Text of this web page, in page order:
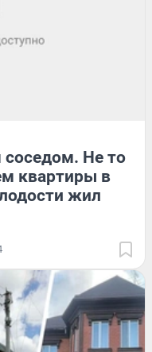
Не то
квартиры в
жил